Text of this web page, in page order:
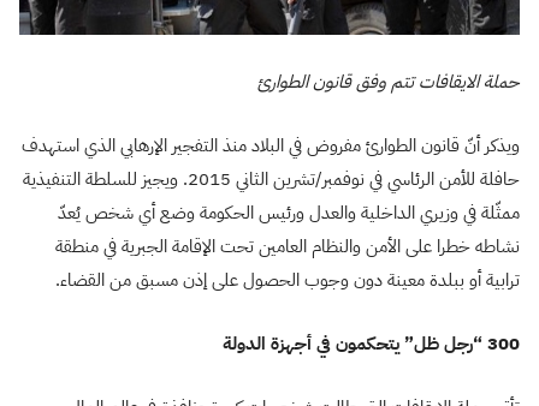
حملة الايقافات تتم وفق قانون الطوارئ
ويذكر أنّ قانون الطوارئ مفروض في البلاد منذ التفجير الإرهابي الذي استهدف
حافلة للأمن الرئاسي في نوفمبر/تشرين الثاني 2015. ويجيز للسلطة التنفيذية
ممثّلة في وزيري الداخلية والعدل ورئيس الحكومة وضع أي شخص يُعدّ
نشاطه خطرا على الأمن والنظام العامين تحت الإقامة الجبرية في منطقة
ترابية أو ببلدة معينة دون وجوب الحصول على إذن مسبق من القضاء.
300 “رجل ظل” يتحكمون في أجهزة الدولة